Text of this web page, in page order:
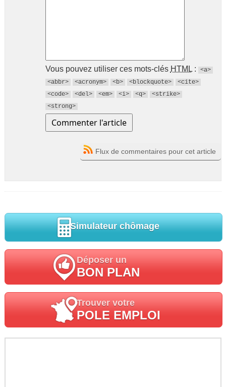
Vous pouvez utiliser ces mots-clés HTML:
<a>
<abbr>
<acronym> <b> <blockquote>
<cite>
<code>
<del> <em> <i> <q>
<strike>
<strong>
Flux de commentaires pour cet article
Simulateur chômage
Déposer un
BON PLAN
Trouver votre
POLE EMPLOI